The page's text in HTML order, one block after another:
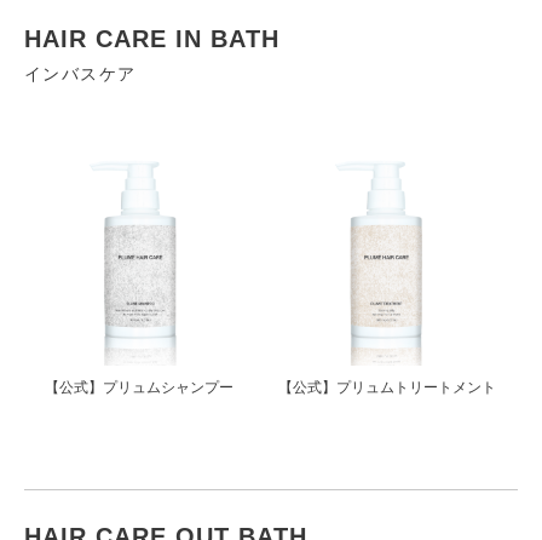
HAIR CARE IN BATH
インバスケア
【公式】プリュムシャンプー 【公式】プリュムトリートメント